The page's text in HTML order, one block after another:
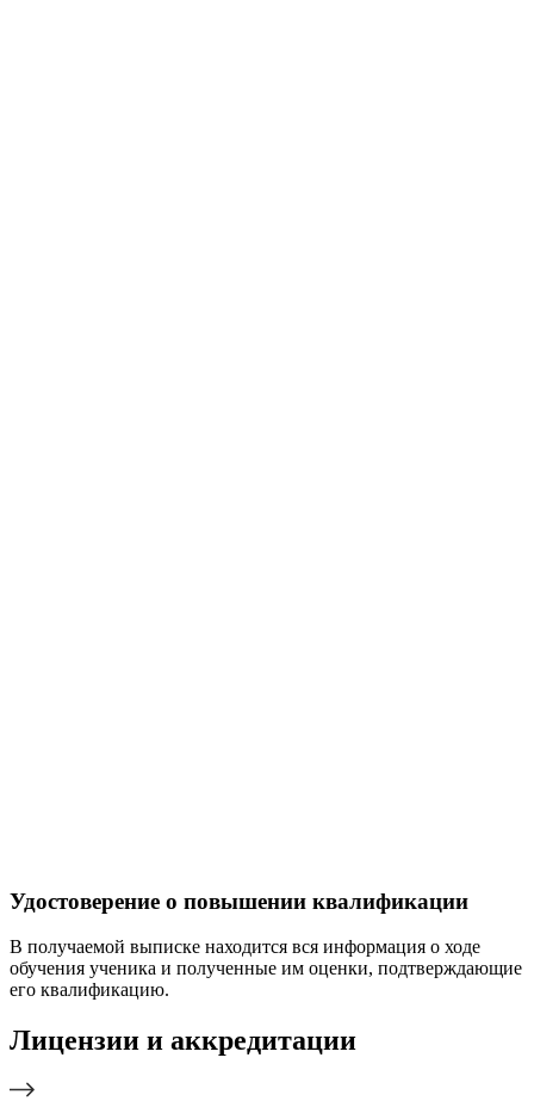
Удостоверение о повышении квалификации
В получаемой выписке находится вся информация о ходе
обучения ученика и полученные им оценки, подтверждающие
его квалификацию.
Лицензии и аккредитации